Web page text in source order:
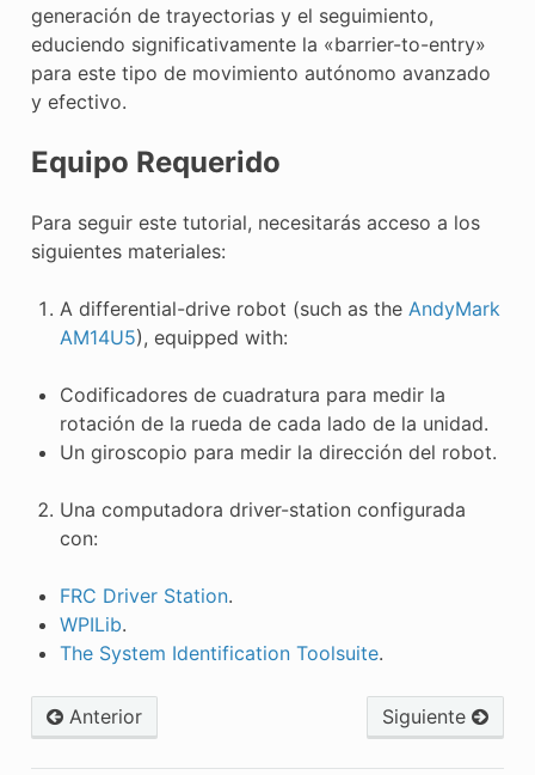
generación de trayectorias y el seguimiento,
educiendo significativamente la «barrier-to-entry»
para este tipo de movimiento autónomo avanzado
y efectivo.
Equipo Requerido
Para seguir este tutorial, necesitarás acceso a los
siguientes materiales:
A differential-drive robot (such as the AndyMark
AM14U5), equipped with:
Codificadores de cuadratura para medir la
rotación de la rueda de cada lado de la unidad.
Un giroscopio para medir la dirección del robot.
Una computadora driver-station configurada
con:
FRC Driver Station.
WPILib.
The System Identification Toolsuite.
Anterior Siguiente